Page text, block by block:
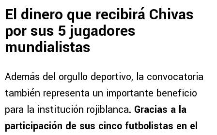
El dinero que recibirá Chivas
por sus 5 jugadores
mundialistas
Además del orgullo deportivo, la convocatoria
también representa un importante beneficio
para la institución rojiblanca. Gracias a la
participación de sus cinco futbolistas en el